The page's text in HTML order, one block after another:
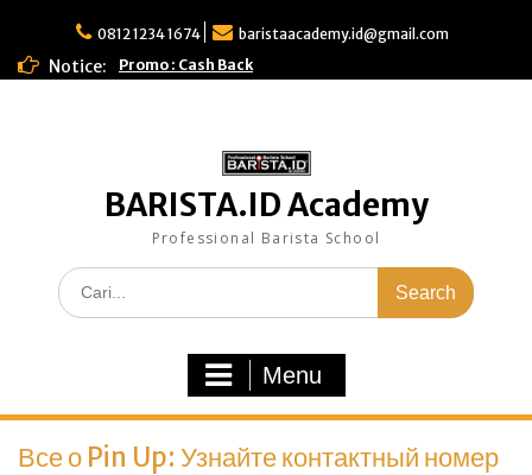
content
0812 1234 1674 baristaacademy.id@gmail.com
Notice: Promo : Cash Back
BARISTA.ID Academy
Professional Barista School
Search
for:
Menu
Все о Pin Up: Узнайте контактный номер